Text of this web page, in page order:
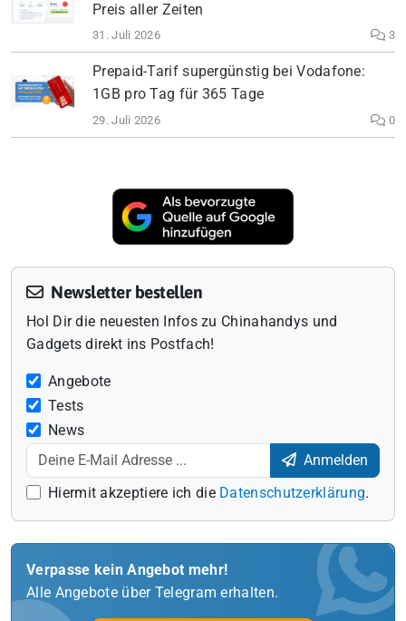
Preis aller Zeiten
31. Juli 2026 3
Prepaid-Tarif supergünstig bei Vodafone:
1GB pro Tag für 365 Tage
29. Juli 2026 0
Newsletter bestellen
Hol Dir die neuesten Infos zu Chinahandys und
Gadgets direkt ins Postfach!
Angebote
Tests
News
Anmelden
Hiermit akzeptiere ich die Datenschutzerklärung.
Verpasse kein Angebot mehr!
Alle Angebote über Telegram erhalten.